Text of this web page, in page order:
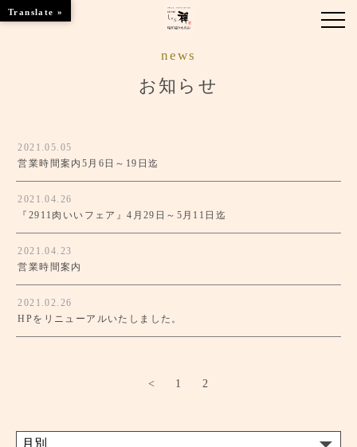
くつろぎのお部屋
ご優待
ご予約はこちら
news
お知らせ
2021.05.05
営業時間案内5月6日～19日迄
2021.04.26
『2911肉いいフェア』4月29日～5月11日迄
2021.04.23
営業時間案内
2021.02.26
HPをリニューアルいたしました。
< 1 2
Translate »